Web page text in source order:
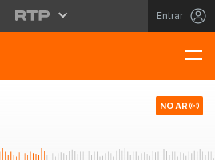
Entrar
NO AR